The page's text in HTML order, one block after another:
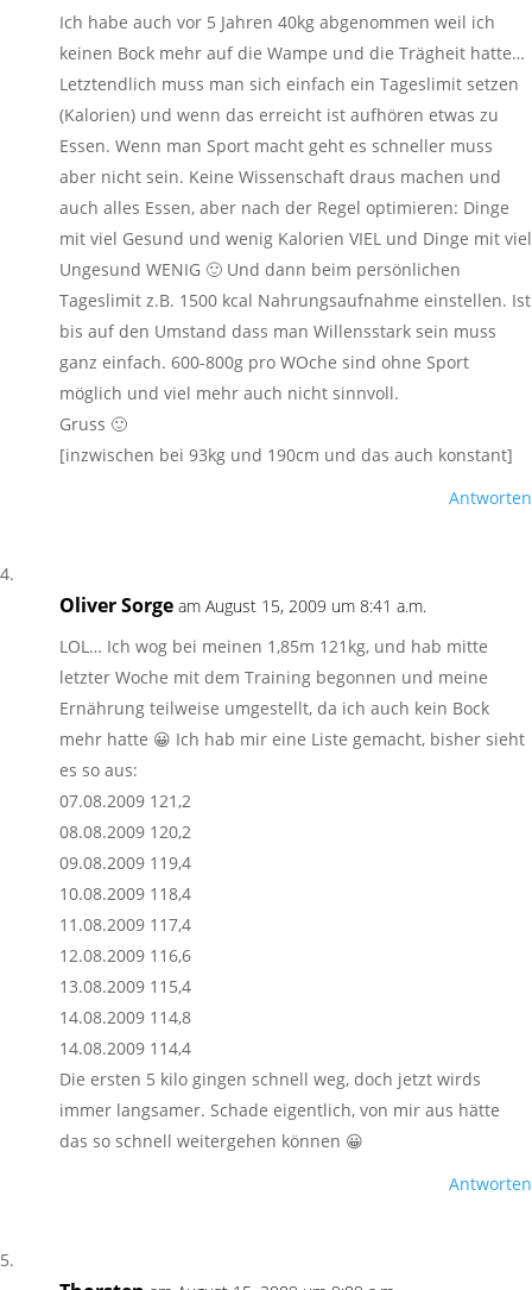
Ich habe auch vor 5 Jahren 40kg abgenommen weil ich
keinen Bock mehr auf die Wampe und die Trägheit hatte…
Letztendlich muss man sich einfach ein Tageslimit setzen
(Kalorien) und wenn das erreicht ist aufhören etwas zu
Essen. Wenn man Sport macht geht es schneller muss
aber nicht sein. Keine Wissenschaft draus machen und
auch alles Essen, aber nach der Regel optimieren: Dinge
mit viel Gesund und wenig Kalorien VIEL und Dinge mit viel
Ungesund WENIG 🙂 Und dann beim persönlichen
Tageslimit z.B. 1500 kcal Nahrungsaufnahme einstellen. Ist
bis auf den Umstand dass man Willensstark sein muss
ganz einfach. 600-800g pro WOche sind ohne Sport
möglich und viel mehr auch nicht sinnvoll.
Gruss 🙂
[inzwischen bei 93kg und 190cm und das auch konstant]
Antworten
Oliver Sorge am August 15, 2009 um 8:41 a.m.
LOL… Ich wog bei meinen 1,85m 121kg, und hab mitte
letzter Woche mit dem Training begonnen und meine
Ernährung teilweise umgestellt, da ich auch kein Bock
mehr hatte 😀 Ich hab mir eine Liste gemacht, bisher sieht
es so aus:
07.08.2009 121,2
08.08.2009 120,2
09.08.2009 119,4
10.08.2009 118,4
11.08.2009 117,4
12.08.2009 116,6
13.08.2009 115,4
14.08.2009 114,8
14.08.2009 114,4
Die ersten 5 kilo gingen schnell weg, doch jetzt wirds
immer langsamer. Schade eigentlich, von mir aus hätte
das so schnell weitergehen können 😀
Antworten